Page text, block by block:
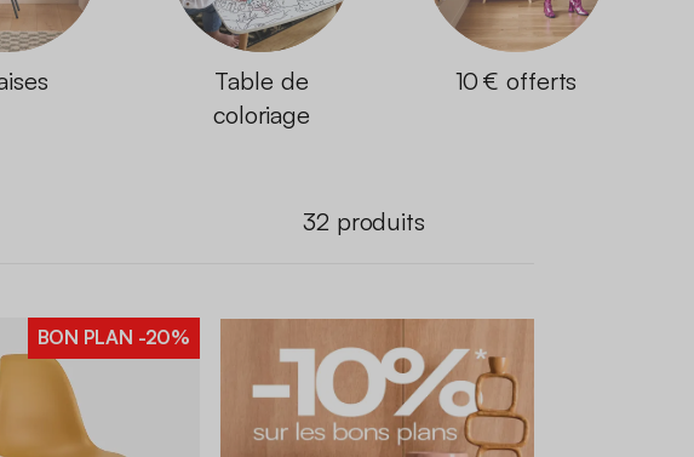
Table de
coloriage
10 € offerts
32 produits
BON PLAN -20%